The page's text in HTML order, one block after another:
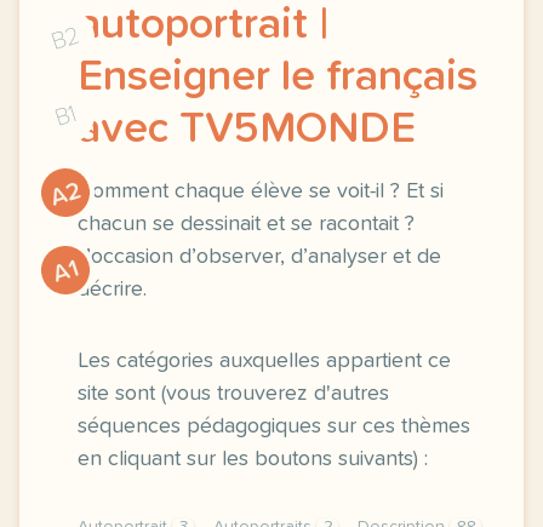
B2
B1
A2
A1
autoportrait |
Enseigner le français
avec TV5MONDE
Comment chaque élève se voit-il ? Et si
chacun se dessinait et se racontait ?
L’occasion d’observer, d’analyser et de
décrire.
Les catégories auxquelles appartient ce
site sont (vous trouverez d'autres
séquences pédagogiques sur ces thèmes
en cliquant sur les boutons suivants) :